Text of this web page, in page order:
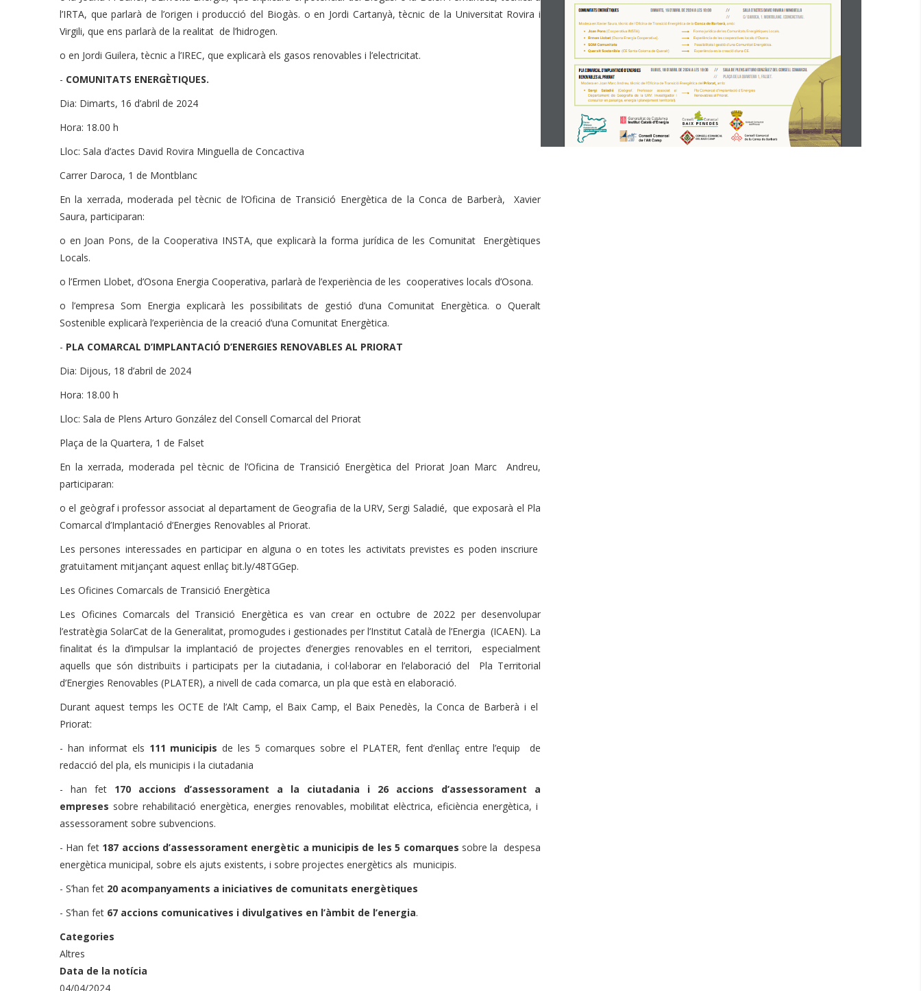
l’IRTA, que parlarà de l’origen i producció del Biogàs. o en Jordi Cartanyà, tècnic de la Universitat Rovira i
Virgili, que ens parlarà de la realitat de l’hidrogen.
o en Jordi Guilera, tècnic a l’IREC, que explicarà els gasos renovables i l’electricitat.
- COMUNITATS ENERGÈTIQUES.
Dia: Dimarts, 16 d’abril de 2024
Hora: 18.00 h
Lloc: Sala d’actes David Rovira Minguella de Concactiva
Carrer Daroca, 1 de Montblanc
En la xerrada, moderada pel tècnic de l’Oficina de Transició Energètica de la Conca de Barberà, Xavier
Saura, participaran:
o en Joan Pons, de la Cooperativa INSTA, que explicarà la forma jurídica de les Comunitat Energètiques
Locals.
o l’Ermen Llobet, d’Osona Energia Cooperativa, parlarà de l’experiència de les cooperatives locals d’Osona.
o l’empresa Som Energia explicarà les possibilitats de gestió d’una Comunitat Energètica. o Queralt
Sostenible explicarà l’experiència de la creació d’una Comunitat Energètica.
- PLA COMARCAL D’IMPLANTACIÓ D’ENERGIES RENOVABLES AL PRIORAT
Dia: Dijous, 18 d’abril de 2024
Hora: 18.00 h
Lloc: Sala de Plens Arturo González del Consell Comarcal del Priorat
Plaça de la Quartera, 1 de Falset
En la xerrada, moderada pel tècnic de l’Oficina de Transició Energètica del Priorat Joan Marc Andreu,
participaran:
o el geògraf i professor associat al departament de Geografia de la URV, Sergi Saladié, que exposarà el Pla
Comarcal d’Implantació d’Energies Renovables al Priorat.
Les persones interessades en participar en alguna o en totes les activitats previstes es poden inscriure
gratuïtament mitjançant aquest enllaç bit.ly/48TGGep.
Les Oficines Comarcals de Transició Energètica
Les Oficines Comarcals del Transició Energètica es van crear en octubre de 2022 per desenvolupar
l’estratègia SolarCat de la Generalitat, promogudes i gestionades per l’Institut Català de l’Energia (ICAEN). La
finalitat és la d’impulsar la implantació de projectes d’energies renovables en el territori, especialment
aquells que són distribuïts i participats per la ciutadania, i col·laborar en l’elaboració del Pla Territorial
d’Energies Renovables (PLATER), a nivell de cada comarca, un pla que està en elaboració.
Durant aquest temps les OCTE de l’Alt Camp, el Baix Camp, el Baix Penedès, la Conca de Barberà i el
Priorat:
- han informat els 111 municipisde les 5 comarques sobre el PLATER, fent d’enllaç entre l’equip de
redacció del pla, els municipis i la ciutadania
- han fet 170 accions d’assessorament a la ciutadania i 26 accions d’assessorament a
empreses sobre rehabilitació energètica, energies renovables, mobilitat elèctrica, eficiència energètica, i
assessorament sobre subvencions.
- Han fet 187 accions d’assessorament energètic a municipis de les 5 comarques sobre la despesa
energètica municipal, sobre els ajuts existents, i sobre projectes energètics als municipis.
- S’han fet 20 acompanyaments a iniciatives de comunitats energètiques
- S’han fet 67 accions comunicatives i divulgatives en l’àmbit de l’energia.
Categories
Altres
Data de la notícia
04/04/2024